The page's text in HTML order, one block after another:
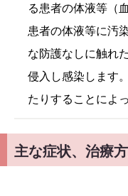
る患者の体液等（
患者の体液等に汚
な防護なしに触れ
侵入し感染します
たりすることによ
主な症状、治療